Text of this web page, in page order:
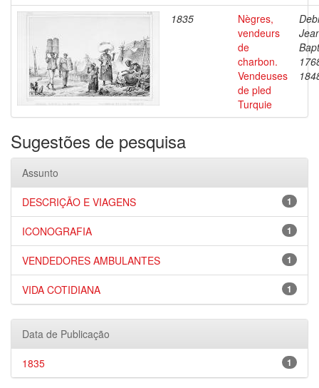
1835
Nègres,
vendeurs
de
charbon.
Vendeuses
de pled
Turquie
Sugestões de pesquisa
Assunto
1
DESCRIÇÃO E VIAGENS
1
ICONOGRAFIA
1
VENDEDORES AMBULANTES
1
VIDA COTIDIANA
Data de Publicação
1
1835